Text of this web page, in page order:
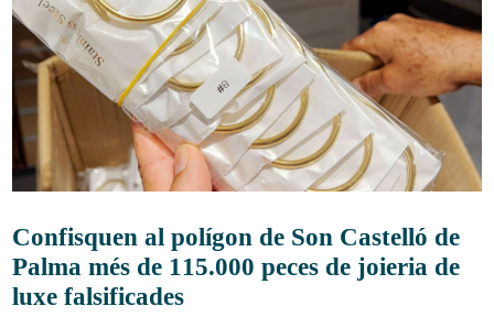
Confisquen al polígon de Son Castelló de
Palma més de 115.000 peces de joieria de
luxe falsificades